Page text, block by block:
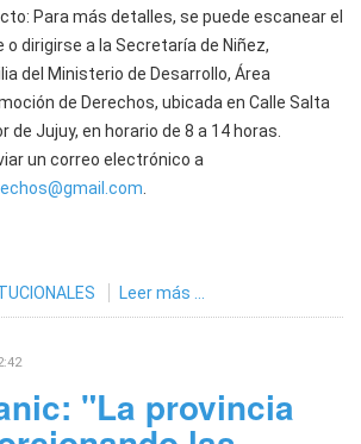
Para más detalles, se puede escanear el
o dirigirse a la Secretaría de Niñez,
del Ministerio de Desarrollo, Área
de Derechos, ubicada en Calle Salta
de Jujuy, en horario de 8 a 14 horas.
un correo electrónico a
Leer más ...
"La provincia